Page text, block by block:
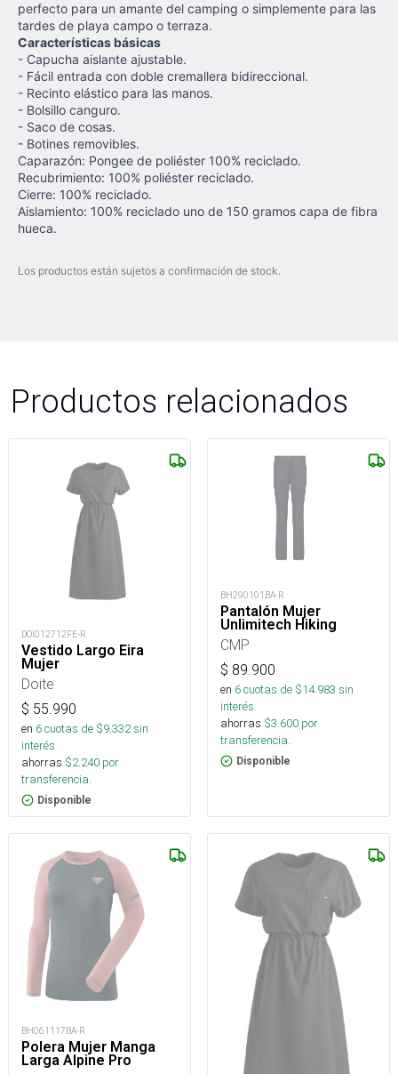
perfecto para un amante del camping o simplemente para las
tardes de playa campo o terraza.
Características básicas
- Capucha aislante ajustable.
- Fácil entrada con doble cremallera bidireccional.
- Recinto elástico para las manos.
- Bolsillo canguro.
- Saco de cosas.
- Botines removibles.
Caparazón: Pongee de poliéster 100% reciclado.
Recubrimiento: 100% poliéster reciclado.
Cierre: 100% reciclado.
Aislamiento: 100% reciclado uno de 150 gramos capa de fibra
hueca.
Los productos están sujetos a confirmación de stock.
Productos relacionados
DOI012712FE-R
Vestido Largo Eira
Mujer
Doite
$ 55.990
en 6cuotas de $9.332sin
interés
ahorras $2.240 por
transferencia.
Disponible
BH290101BA-R
Pantalón Mujer
Unlimitech Hiking
CMP
$ 89.900
en 6cuotas de $14.983 sin
interés
ahorras $3.600 por
transferencia.
Disponible
BH061117BA-R
Polera Mujer Manga
Larga Alpine Pro